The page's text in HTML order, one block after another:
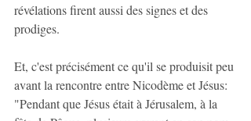
révélations firent aussi des signes et des
prodiges.
Et, c'est précisément ce qu'il se produisit peu
avant la rencontre entre Nicodème et Jésus:
"Pendant que Jésus était à Jérusalem, à la